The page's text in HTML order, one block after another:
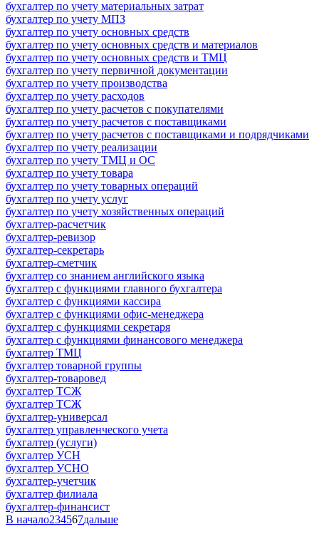
бухгалтер по учету материальных затрат
бухгалтер по учету МПЗ
бухгалтер по учету основных средств
бухгалтер по учету основных средств и материалов
бухгалтер по учету основных средств и ТМЦ
бухгалтер по учету первичной документации
бухгалтер по учету производства
бухгалтер по учету расходов
бухгалтер по учету расчетов с покупателями
бухгалтер по учету расчетов с поставщиками
бухгалтер по учету расчетов с поставщиками и подрядчиками
бухгалтер по учету реализации
бухгалтер по учету ТМЦ и ОС
бухгалтер по учету товара
бухгалтер по учету товарных операций
бухгалтер по учету услуг
бухгалтер по учету хозяйственных операций
бухгалтер-расчетчик
бухгалтер-ревизор
бухгалтер-секретарь
бухгалтер-сметчик
бухгалтер со знанием английского языка
бухгалтер с функциями главного бухгалтера
бухгалтер с функциями кассира
бухгалтер с функциями офис-менеджера
бухгалтер с функциями секретаря
бухгалтер с функциями финансового менеджера
бухгалтер ТМЦ
бухгалтер товарной группы
бухгалтер-товаровед
бухгалтер ТСЖ
бухгалтер ТСЖ
бухгалтер-универсал
бухгалтер управленческого учета
бухгалтер (услуги)
бухгалтер УСН
бухгалтер УСНО
бухгалтер-учетчик
бухгалтер филиала
бухгалтер-финансист
В начало234567дальше